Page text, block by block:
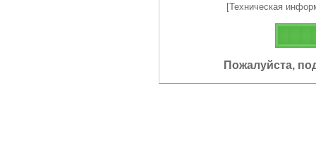
[Техническая
Пожалуйста,